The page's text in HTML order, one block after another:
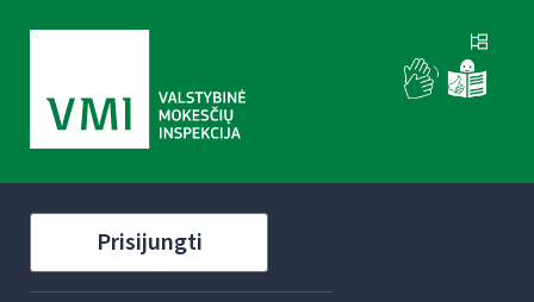
Prisijungti